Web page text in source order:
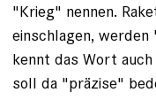
"Krieg" nennen.
einschlagen,
kennt das Wort
soll da "präzise"